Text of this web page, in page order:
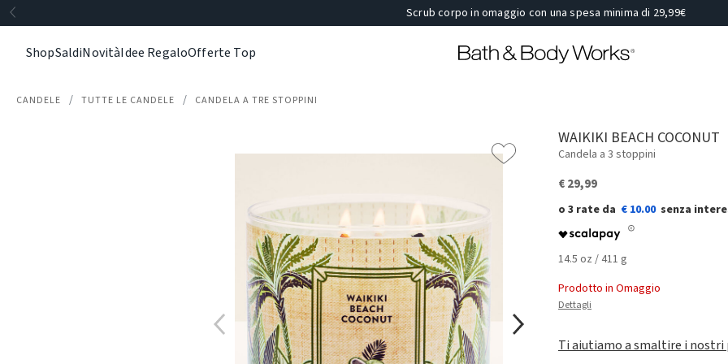
Scrub corpo in omaggio con una spesa minima di 29,99€
ShopSaldiNovitàIdee RegaloOfferte Top
CANDELE TUTTE LE CANDELE CANDELA A TRE STOPPINI
WAIKIKI BEACH COCONUT
Candela a 3 stoppini
€ 29,99
€ 10.00
14.5 oz / 411 g
Prodotto in Omaggio
Dettagli
Ti aiutiamo a smaltire i